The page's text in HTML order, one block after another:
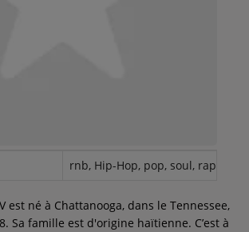
rnb, Hip-Hop, pop, soul, rap
est né à Chattanooga, dans le Tennessee,
Sa famille est d'origine haïtienne. C’est à